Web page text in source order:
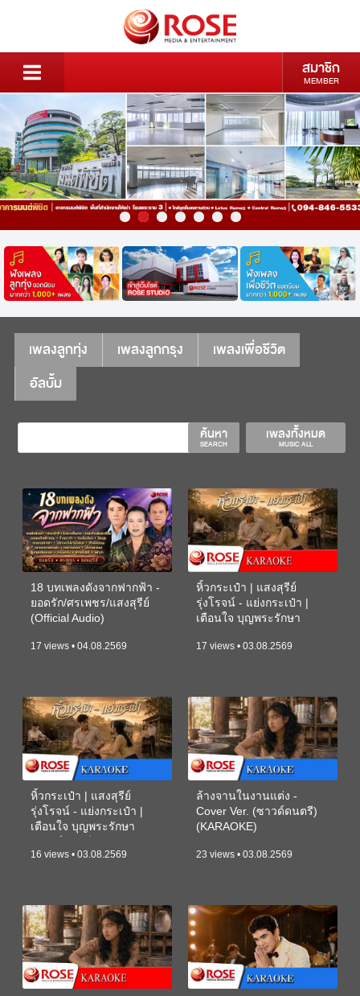
สมาชิก
MEMBER
เพลงลูกทุ่ง เพลงลูกกรุง
เพลงเพื่อชีวิต
อัลบั้ม
เพลงทั้งหมด
MUSIC ALL
ค้นหา
SEARCH
18 บทเพลงดังจากฟากฟ้า -
ยอดรัก/ศรเพชร/แสงสุรีย์
(Official Audio)
17 views • 04.08.2569
หิ้วกระเป๋า | แสงสุรีย์
รุ่งโรจน์ - แย่งกระเป๋า |
เตือนใจ บุญพระรักษา
17 views • 03.08.2569
หิ้วกระเป๋า | แสงสุรีย์
รุ่งโรจน์ - แย่งกระเป๋า |
เตือนใจ บุญพระรักษา
16 views • 03.08.2569
ล้างจานในงานแต่ง -
Cover Ver. (ซาวด์ดนตรี)
(KARAOKE)
23 views • 03.08.2569